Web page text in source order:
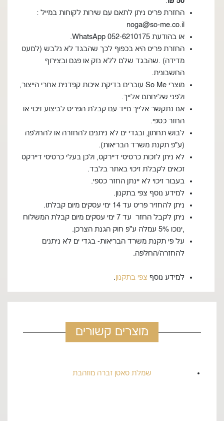
החזרת פריט ניתן לתאם עם שירות לקוחות במייל :
noga@so-me.co.il
או בהודעת WhatsApp 052-6210175.
החזרת פריט היא בכפוף לכך שהבגד לא נלבש (למעט
מדידה) .שהבגד שלם ללא נזק או פגם ובצירוף
החשבונית.
מוצרי So Me עוברים בדיקת איכות קפדנית אחרי הייצור,
ולפני שליחתם אלייך.
אנו נתקשר אלייך מייד עם קבלת הפריט לביצוע זיכוי או
החזר כספי.
לבוש תחתון, ובגדי ים לא ניתנים להחזרה או להחלפה
(ע"פ תקנת משרד הבריאות).
לא ניתן לזכות כרטיסי דיירקט, ולכן בעלי כרטיסי דיירקט
זכאים לקבלת זיכוי באתר בלבד.
בעבור זיכוי לא יינתן החזר כספי.
למידע נוסף צפי בתקנון.
ניתן להחזיר פריט עד 14 ימי עסקים מיום קבלתו.
ניתן לקבל החזר עד 7 ימי עסקים מיום קבלת המשלוח
,ינוכו 5% עמלה ע"פ חוק הגנת הצרכן.
על פי תקנת משרד הבריאות- בגדי ים לא ניתנים
להחזרה/החלפה.
למידע נוסף צפי בתקנון.
מוצרים קשורים
שמלת סאטן זברה מוזהבת